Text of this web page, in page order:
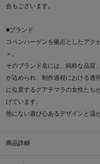
合もございます。
■ブランド
コペンハーゲンを拠点としたアク
＞。
そのブランド名には、純粋な品質
が込められ、制作過程における透
に位置するグアテマラの女性たち
げています。
他にない遊び心あるデザインと温
商品詳細